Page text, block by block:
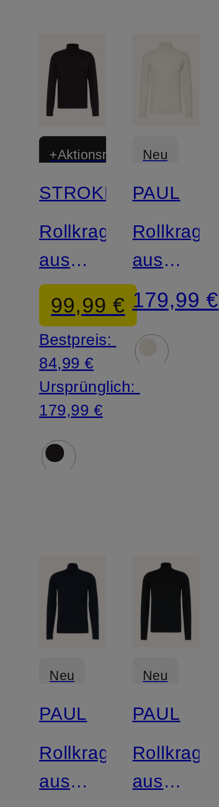
+Aktionsrabatt
Zertifiziert
STROKESMAN'S
Rollkragenpullover
aus
Cashmere
99,99 €
Bestpreis:
84,99 €
Ursprünglich:
179,99 €
Neu
Zertifiziert
PAUL
aus
179,99 €
Neu
Zertifiziert
PAUL
Rollkragenpullover
aus
Neu
Zertifiziert
PAUL
aus